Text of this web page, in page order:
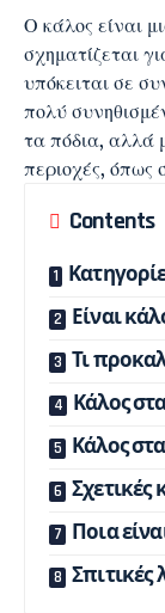
Ο κάλος είναι
σχηματίζεται
υπόκειται σε
πολύ
τα πόδια, αλλά
περιοχές, όπως
Contents
Είναι
Τι
Κάλος
Κάλος
Σχετικές
Ποια
Σπιτικές